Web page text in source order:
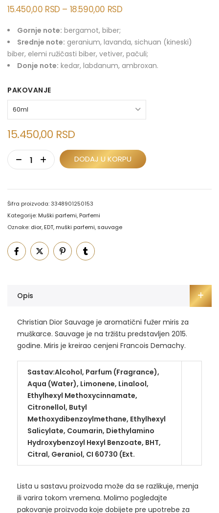
15.450,00 RSD – 18.590,00 RSD
Gornje note: bergamot, biber;
Srednje note: geranium, lavanda, sichuan (kineski)
biber, elemi ružičasti biber, vetiver, pačuli;
Donje note: kedar, labdanum, ambroxan.
PAKOVANJE
15.450,00 RSD
DODAJ U KORPU
Šifra proizvoda:3348901250153
Kategorije: Muški parfemi, Parfemi
Oznake: dior, EDT, muški parfemi, sauvage
Opis
Christian Dior Sauvage je aromatični fužer miris za
muškarce. Sauvage je na tržištu predstavljen 2015.
godine. Miris je kreirao cenjeni Francois Demachy.
Sastav:Alcohol, Parfum (Fragrance),
Aqua (Water), Limonene, Linalool,
Ethylhexyl Methoxycinnamate,
Citronellol, Butyl
Methoxydibenzoylmethane, Ethylhexyl
Salicylate, Coumarin, Diethylamino
Hydroxybenzoyl Hexyl Benzoate, BHT,
Citral, Geraniol, CI 60730 (Ext.
Lista u sastavu proizvoda može da se razlikuje, menja
ili varira tokom vremena. Molimo pogledajte
pakovanje proizvoda koje dobijete pre upotrebe za